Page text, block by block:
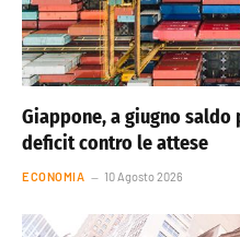
Giappone, a giugno
deficit contro le attese
ECONOMIA 10 Agosto 2026